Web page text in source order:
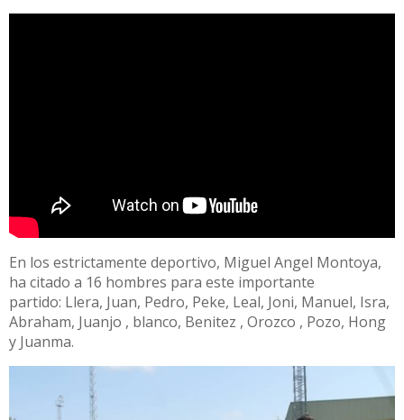
En los estrictamente deportivo, Miguel Angel Montoya,
ha citado a 16 hombres para este importante
partido: Llera, Juan, Pedro, Peke, Leal, Joni, Manuel, Isra,
Abraham, Juanjo , blanco, Benitez , Orozco , Pozo, Hong
y Juanma.